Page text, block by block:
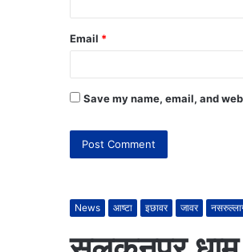
Email *
Save my name, email, and